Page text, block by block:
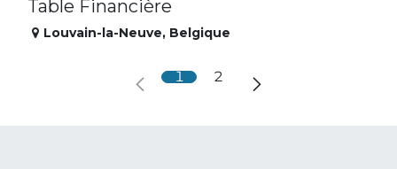
Table Financière
Louvain-la-Neuve, Belgique
1 2